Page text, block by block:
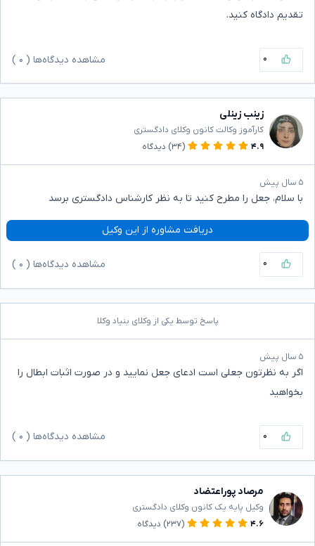
تقدیم دادگاه کنید.
۰ مشاهده دیدگاه‌ها ( ۰
زینب زینلی
کارآموز وکالت کانون وکلای دادگستری
۴.۹
(۳۴) دیدگاه
۵ سال پیش
با سلام، جعل را مطرح کنید تا به نظر کارشناس دادگستری برسد
دریافت مشاوره از این وکیل
۰ مشاهده دیدگاه‌ها ( ۰
پاسخ توسط یکی از وکلای بنیاد وکلا
۵ سال پیش
اگر به نظرتون جعلی است ادعای جعل نمایید و در صورت اثبات ابطال را
بخواهید
۰ مشاهده دیدگاه‌ها ( ۰
مرصاد پوراعتضاد
وکیل پایه یک کانون وکلای دادگستری
۴.۶
(۲۳۷) دیدگاه